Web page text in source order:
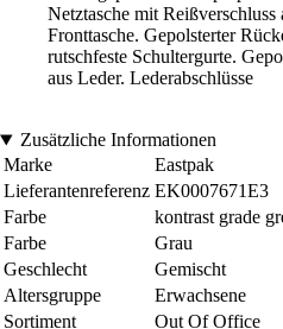
Netztasche mit Reißverschluss
Fronttasche. Gepolsterter
rutschfeste Schultergurte.
aus Leder. Lederabschlüsse
Zusätzliche Informationen
Marke
Eastpak
Lieferantenreferenz EK0007671E3
Farbe
kontrast grade
Farbe
Grau
Geschlecht
Gemischt
Altersgruppe
Erwachsene
Sortiment
Out Of Office